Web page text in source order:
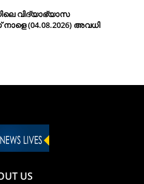
വിദ്യാഭ്യാസ
(04.08.2026) അവധി
US